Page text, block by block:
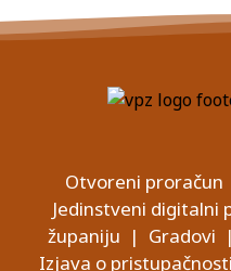
Otvoreni proračun
Jedinstveni digitalni
županiju | Gradovi |
Izjava o